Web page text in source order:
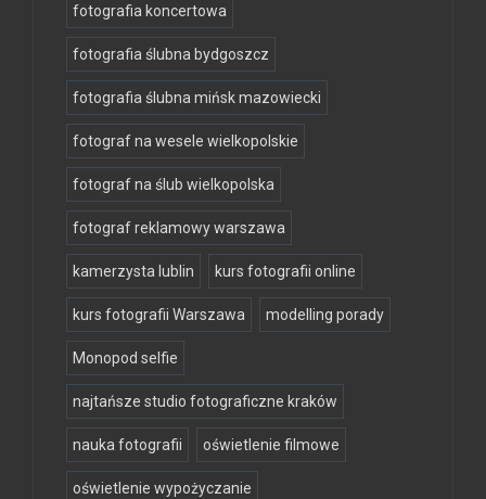
fotografia koncertowa
fotografia ślubna bydgoszcz
fotografia ślubna mińsk mazowiecki
fotograf na wesele wielkopolskie
fotograf na ślub wielkopolska
fotograf reklamowy warszawa
kamerzysta lublin kurs fotografii online
kurs fotografii Warszawa modelling porady
Monopod selfie
najtańsze studio fotograficzne kraków
nauka fotografii oświetlenie filmowe
oświetlenie wypożyczanie